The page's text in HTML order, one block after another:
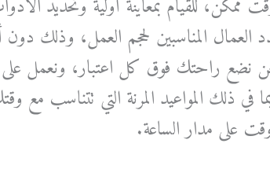
للقيام بمعاينة أولية وتحديد
العمال المناسبين لحجم العمل، وذلك
نضع راحتك فوق كل اعتبار، ونعمل
ذلك المواعيد المرنة التي تتناسب مع
على مدار الساعة.